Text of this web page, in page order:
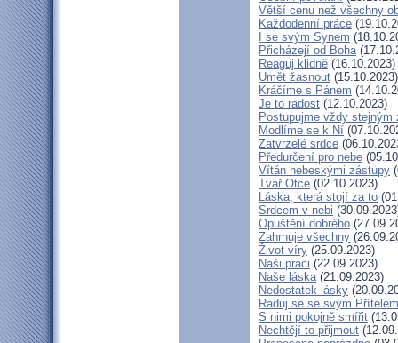
Větší cenu než všechny
Každodenní práce
I se svým Synem
Přicházejí od Boha
Reaguj klidně (16.10.2023)
Umět žasnout (15.10.2023)
Kráčíme s Pánem
Je to radost (12.10.2023)
Postupujme vždy stejným
Modlíme se k Ní
Zatvrzelé srdce
Předurčení pro nebe
Vítán nebeskými zástupy
Tvář Otce (02.10.2023)
Láska, která stojí za to
Srdcem v nebi
Opuštění dobrého
Zahrnuje všechny
Život víry (25.09.2023)
Naši práci (22.09.2023)
Naše láska(21.09.2023)
Nedostatek lásky
Raduj se se svým Přítelem
S nimi pokojně smířit
Nechtějí to přijmout